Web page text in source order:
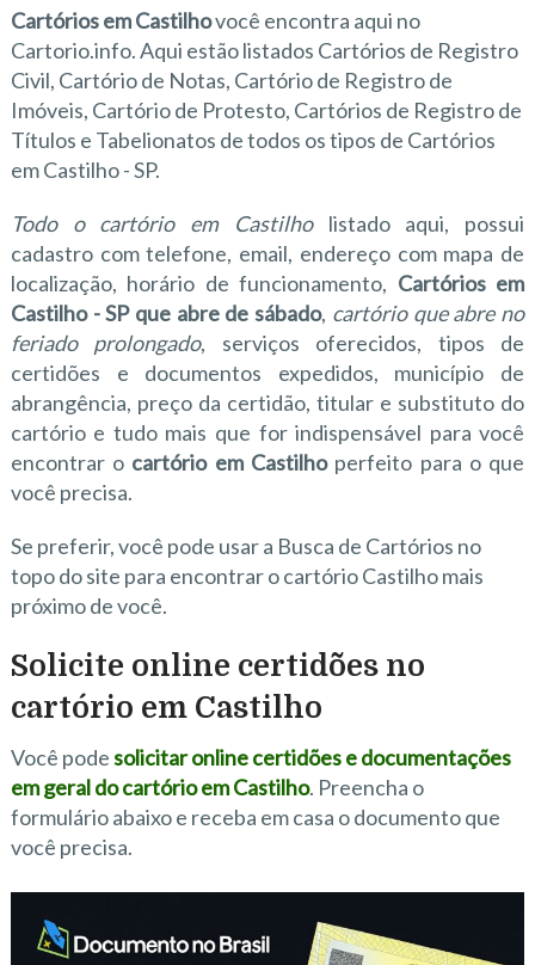
Cartórios em Castilhovocê encontra aqui no
Cartorio.info. Aqui estão listados Cartórios de Registro
Civil, Cartório de Notas, Cartório de Registro de
Imóveis, Cartório de Protesto, Cartórios de Registro de
Títulos e Tabelionatos de todos os tipos de Cartórios
em Castilho - SP.
Todo o cartório em Castilholistado aqui, possui
cadastro com telefone, email, endereço com mapa de
localização, horário de funcionamento, Cartórios em
Castilho - SP que abre de sábado, cartório que abre no
feriado prolongado, serviços oferecidos, tipos de
certidões e documentos expedidos, município de
abrangência, preço da certidão, titular e substituto do
cartório e tudo mais que for indispensável para você
encontrar o cartório em Castilhoperfeito para o que
você precisa.
Se preferir, você pode usar a Busca de Cartórios no
topo do site para encontrar o cartório Castilho mais
próximo de você.
Solicite online certidões no
cartório em Castilho
Você podesolicitar online certidões e documentações
em geral do cartório em Castilho. Preencha o
formulário abaixo e receba em casa o documento que
você precisa.